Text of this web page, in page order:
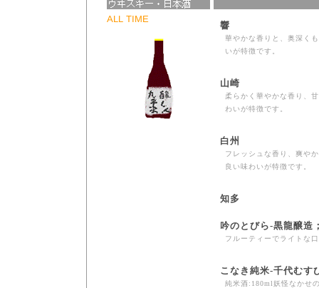
ALL TIME
響
華やかな香りと、奥深く
いが特徴です。
山崎
柔らかく華やかな香り、
わいが特徴です。
白州
フレッシュな香り、爽や
良い味わいが特徴です。
知多
吟のとびら-黒龍醸造
フルーティーでライトな
こなき純米-千代むす
純米酒:180ml妖怪なかせ